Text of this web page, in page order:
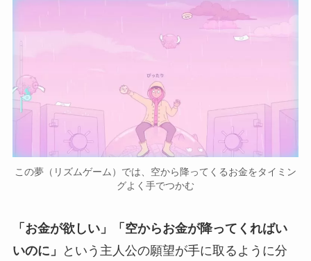
この夢（リズムゲーム）では、空から降ってくるお金をタイミン
グよく手でつかむ
「お金が欲しい」「空からお金が降ってくればい
いのに」
という主人公の願望が手に取るように分